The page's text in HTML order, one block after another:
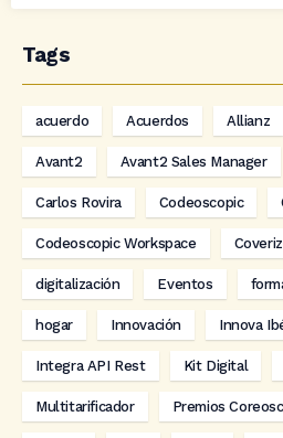
Tags
acuerdo Acuerdos Allianz
Avant2 Avant2 Sales Manager
Carlos Rovira Codeoscopic
Codeoscopic Workspace
digitalización Eventos
hogar Innovación Innova
Integra API Rest Kit Digital
Multitarificador Premios